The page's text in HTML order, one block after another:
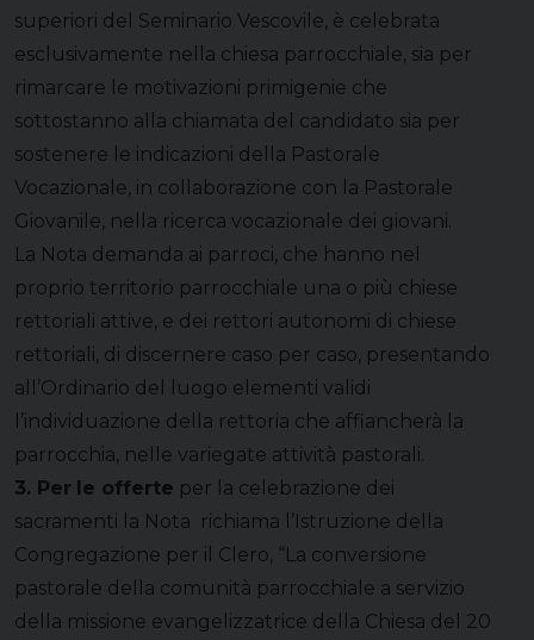
superiori del Seminario Vescovile, è celebrata
esclusivamente nella chiesa parrocchiale, sia per
rimarcare le motivazioni primigenie che
sottostanno alla chiamata del candidato sia per
sostenere le indicazioni della Pastorale
Vocazionale, in collaborazione con la Pastorale
Giovanile, nella ricerca vocazionale dei giovani.
La Nota demanda ai parroci, che hanno nel
proprio territorio parrocchiale una o più chiese
rettoriali attive, e dei rettori autonomi di chiese
rettoriali, di discernere caso per caso, presentando
all’Ordinario del luogo elementi validi
l’individuazione della rettoria che affiancherà la
parrocchia, nelle variegate attività pastorali.
3. Per le offerte per la celebrazione dei
sacramenti la Nota richiama l’Istruzione della
Congregazione per il Clero, “La conversione
pastorale della comunità parrocchiale a servizio
della missione evangelizzatrice della Chiesa del 20